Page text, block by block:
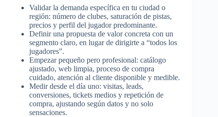
Validar la demanda específica en tu ciudad o
región: número de clubes, saturación de pistas,
precios y perfil del jugador predominante.​
Definir una propuesta de valor concreta con un
segmento claro, en lugar de dirigirte a “todos los
jugadores”.​
Empezar pequeño pero profesional: catálogo
ajustado, web limpia, proceso de compra
cuidado, atención al cliente disponible y medible.​
Medir desde el día uno: visitas, leads,
conversiones, tickets medios y repetición de
compra, ajustando según datos y no solo
sensaciones.​